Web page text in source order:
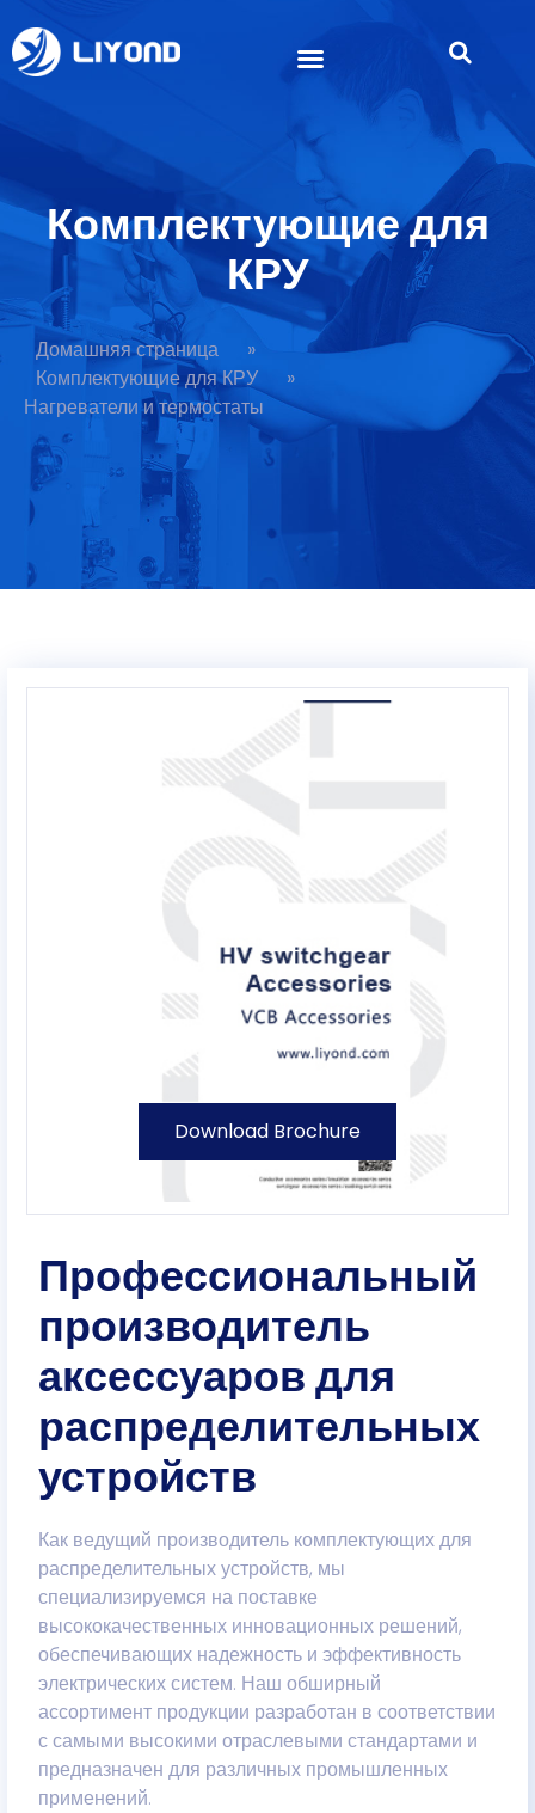
Комплектующие для
КРУ
Домашняя страница
»
Комплектующие для КРУ
»
Нагреватели и термостаты
Download Brochure
Профессиональный
производитель
аксессуаров для
распределительных
устройств
Как ведущий производитель комплектующих для
распределительных устройств, мы
специализируемся на поставке
высококачественных инновационных решений,
обеспечивающих надежность и эффективность
электрических систем. Наш обширный
ассортимент продукции разработан в соответствии
с самыми высокими отраслевыми стандартами и
предназначен для различных промышленных
применений.